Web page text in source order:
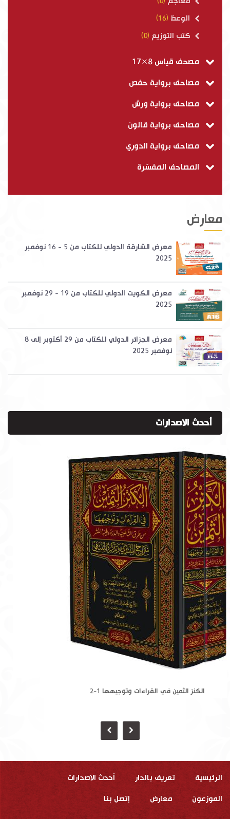
الوعظ (16)
كتب التوزيع (0)
مصحف قياس 8×17
مصاحف برواية حفص
مصاحف برواية ورش
مصاحف برواية قالون
مصاحف برواية الدوري
المصاحف المفسّرة
معارض
معرض الشارقة الدولي للكتاب من 5 - 16 نوفمبر
2025
معرض الكويت الدولي للكتاب من 19 - 29 نوفمبر
2025
معرض الجزائر الدولي للكتاب من 29 أكتوبر إلى 8
نوفمبر 2025
أحدث الاصدارات
الكنز الثمين في القراءات وتوجيهها 1-2
الرئيسية تعريف بالدار أحدث الاصدارات
الموزعون معارض إتصل بنا